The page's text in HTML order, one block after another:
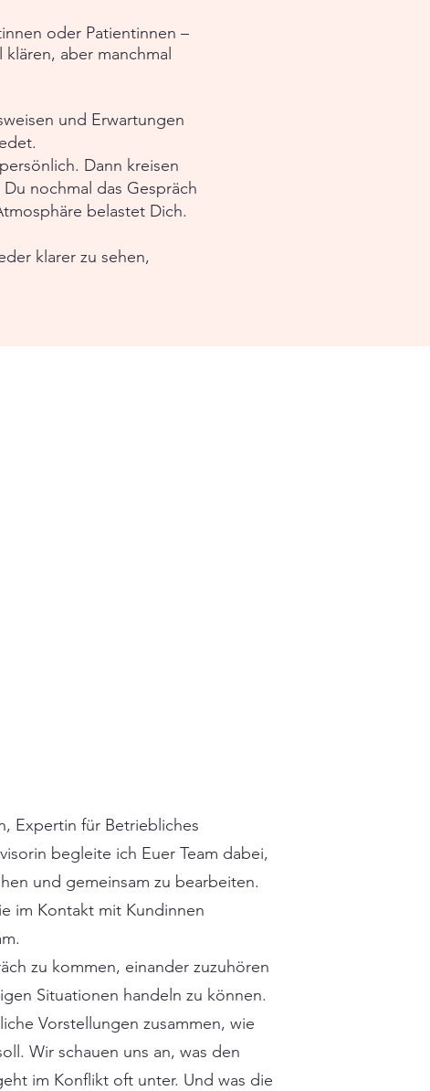
oder Patientinnen –
aber manchmal
und Erwartungen
Dann kreisen
nochmal das Gespräch
belastet Dich.
klarer zu sehen,
Expertin für Betriebliches
begleite ich Euer Team dabei,
und gemeinsam zu bearbeiten.
im Kontakt mit Kundinnen
zu kommen, einander zuzuhören
Situationen handeln zu können.
Vorstellungen zusammen, wie
Wir schauen uns an, was den
im Konflikt oft unter. Und was die